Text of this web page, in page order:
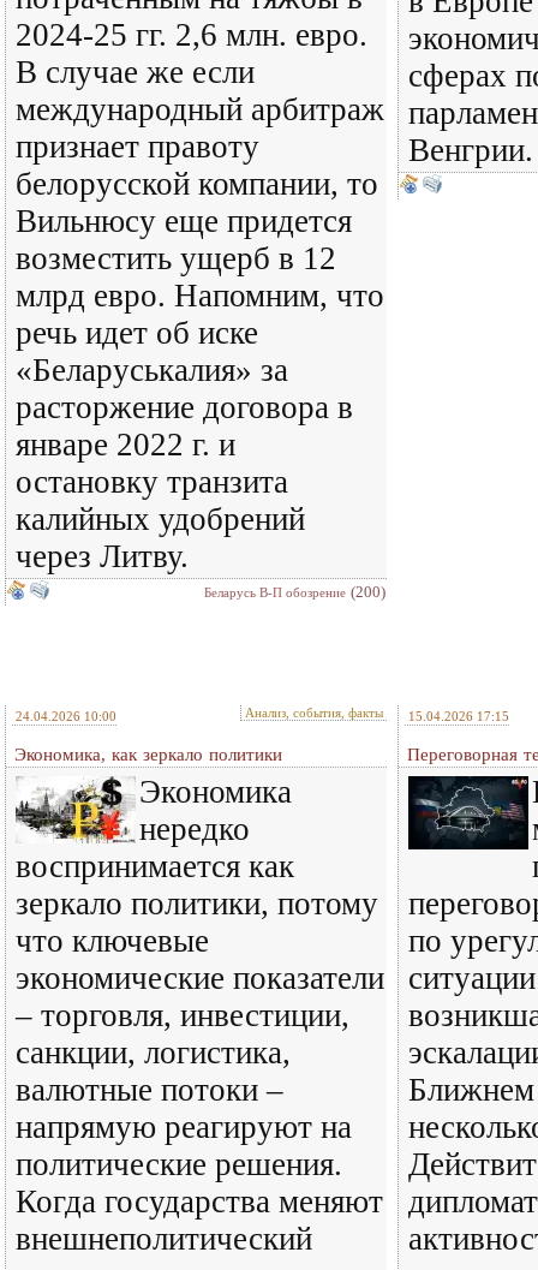
2024-25 гг. 2,6 млн. евро.
В случае же если
международный арбитраж
признает правоту
белорусской компании, то
Вильнюсу еще придется
возместить ущерб в 12
млрд евро. Напомним, что
речь идет об иске
«Беларуськалия» за
расторжение договора в
январе 2022 г. и
остановку транзита
калийных удобрений
через Литву.
Беларусь В-П обозрение (200)
сферах
Венгрии.
24.04.2026 10:00 Анализ, события, факты
Экономика, как зеркало политики
Экономика
нередко
воспринимается как
зеркало политики, потому
что ключевые
экономические показатели
– торговля, инвестиции,
санкции, логистика,
валютные потоки –
напрямую реагируют на
политические решения.
Когда государства меняют
внешнеполитический
15.04.2026 17:15
Переговорная
по
Ближнем